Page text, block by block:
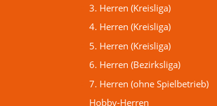
3. Herren (Kreisliga)
4. Herren (Kreisliga)
5. Herren (Kreisliga)
6. Herren (Bezirksliga)
7. Herren (ohne Spielbetrieb)
Hobby-Herren